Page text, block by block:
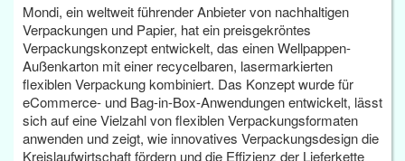
Mondi, ein weltweit führender Anbieter von nachhaltigen
Verpackungen und Papier, hat ein preisgekröntes
Verpackungskonzept entwickelt, das einen Wellpappen-
Außenkarton mit einer recycelbaren, lasermarkierten
flexiblen Verpackung kombiniert. Das Konzept wurde für
eCommerce- und Bag-in-Box-Anwendungen entwickelt, lässt
sich auf eine Vielzahl von flexiblen Verpackungsformaten
anwenden und zeigt, wie innovatives Verpackungsdesign die
Kreislaufwirtschaft fördern und die Effizienz der Lieferkette